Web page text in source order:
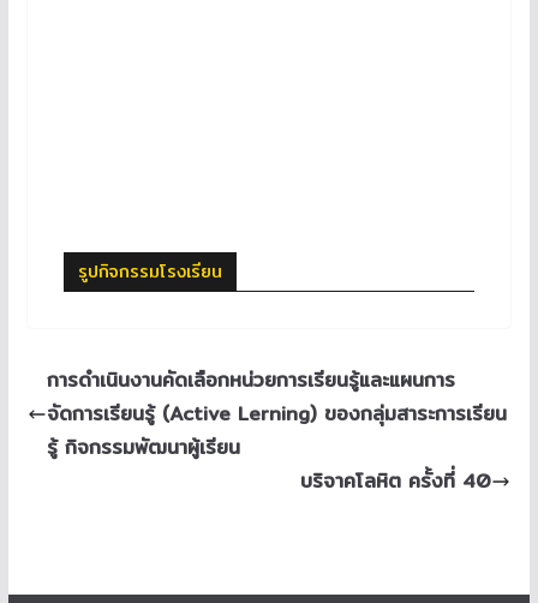
รูปกิจกรรมโรงเรียน
การดำเนินงานคัดเลือกหน่วยการเรียนรู้และแผนการ
จัดการเรียนรู้ (Active Lerning) ของกลุ่มสาระการเรียน
รู้ กิจกรรมพัฒนาผู้เรียน
บริจาคโลหิต ครั้งที่ 40